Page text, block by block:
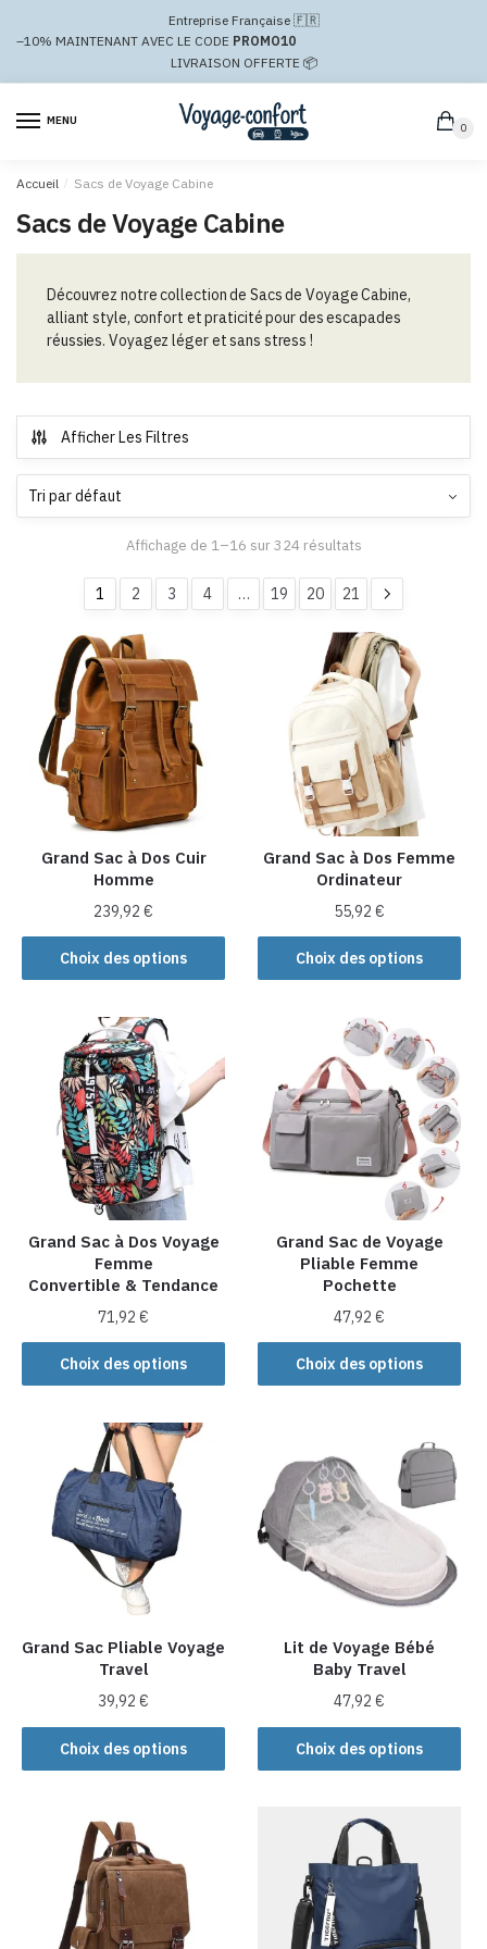
navigation
Entreprise Française 🇫🇷
–10% MAINTENANT AVEC LE CODE PROMO10
LIVRAISON OFFERTE 📦
MENU
0
Accueil / Sacs de Voyage Cabine
Sacs de Voyage Cabine
Découvrez notre collection de Sacs de Voyage Cabine,
alliant style, confort et praticité pour des escapades
réussies. Voyagez léger et sans stress !
Afficher Les Filtres
Affichage de 1–16 sur 324 résultats
1 2 3 4 … 19 20 21
Grand Sac à Dos Cuir
Homme
239,92€
Choix des options
Ce
produit
plusieurs
variations.
Les
options
peuvent
être
choisies
sur
la
page
du
produit
Grand Sac à Dos Femme
Ordinateur
55,92€
Choix des options
Ce
produit
plusieurs
variations.
Les
options
peuvent
être
choisies
la
page
du
produit
Grand Sac à Dos Voyage
Femme
Convertible & Tendance
71,92€
Choix des options
Ce
produit
plusieurs
variations.
Les
options
peuvent
être
choisies
sur
la
page
du
produit
Grand Sac de Voyage
Pliable Femme
Pochette
47,92€
Choix des options
Ce
produit
variations.
Les
options
choisies
la
page
du
produit
Grand Sac Pliable Voyage
Travel
39,92€
Choix des options
Ce
produit
plusieurs
variations.
Les
options
peuvent
Lit de Voyage Bébé
Baby Travel
47,92€
Choix des options
Ce
produit
plusieurs
variations.
Les
options
peuvent